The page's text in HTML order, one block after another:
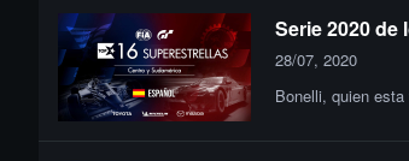
Serie 2020 de
28/07, 2020
Bonelli, quien